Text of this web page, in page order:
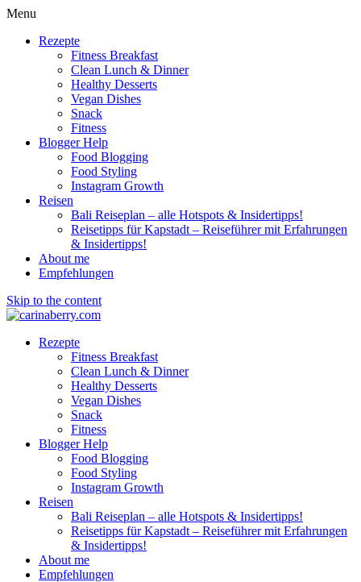
Menu
Rezepte
Fitness Breakfast
Clean Lunch & Dinner
Healthy Desserts
Vegan Dishes
Snack
Fitness
Blogger Help
Food Blogging
Food Styling
Instagram Growth
Reisen
Bali Reiseplan – alle Hotspots & Insidertipps!
Reisetipps für Kapstadt – Reiseführer mit Erfahrungen
& Insidertipps!
About me
Empfehlungen
Skip to the content
Rezepte
Fitness Breakfast
Clean Lunch & Dinner
Healthy Desserts
Vegan Dishes
Snack
Fitness
Blogger Help
Food Blogging
Food Styling
Instagram Growth
Reisen
Bali Reiseplan – alle Hotspots & Insidertipps!
Reisetipps für Kapstadt – Reiseführer mit Erfahrungen
& Insidertipps!
About me
Empfehlungen